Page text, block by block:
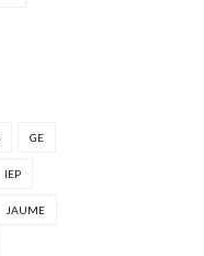
GE
IEP
JAUME